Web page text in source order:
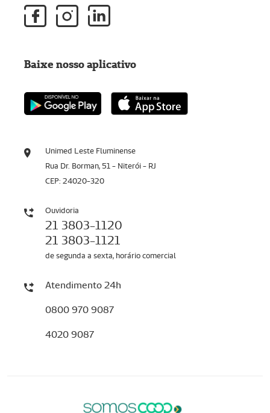
Unimed Leste Fluminense
Rua Dr. Borman, 51 - Niterói - RJ
CEP: 24020-320
Ouvidoria
21 3803-1120
21 3803-1121
de segunda a sexta, horário comercial
Atendimento 24h
0800 970 9087
4020 9087
Baixe nosso aplicativo